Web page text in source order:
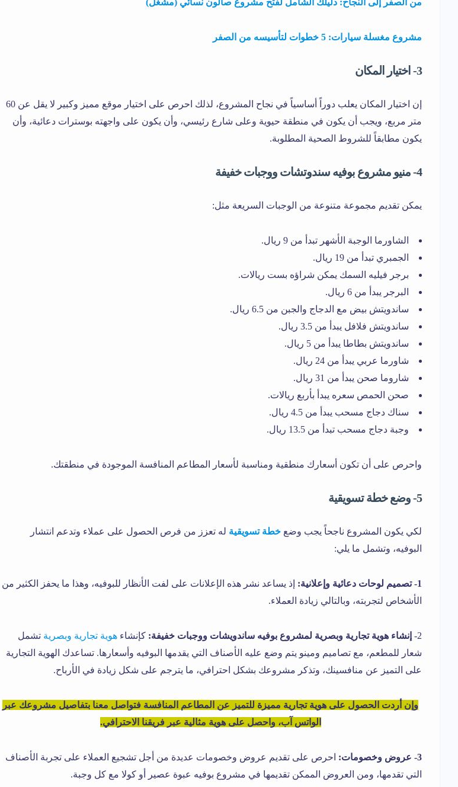
مشروع مغسلة سيارات: 5 خطوات لتأسيسه من الصفر
3- اختيار المكان
إن اختيار المكان يعلب دوراً أساسياً في نجاح المشروع، لذلك احرص على اختيار موقع مميز وكبير لا يقل عن 60
متر مربع، ويجب أن يكون في منطقة حيوية وعلى شارع رئيسي، وأن يكون على واجهته بوسترات دعائية، وأن
يكون مطابقاً للشروط الصحية المطلوبة.
4- منيو مشروع بوفيه سندوتشات ووجبات خفيفة
يمكن تقديم مجموعة متنوعة من الوجبات السريعة مثل:
الشاورما الوجبة الأشهر تبدأ من 9 ريال.
الجمبري تبدأ من 19 ريال.
برجر فيليه السمك يمكن شراؤه بست ريالات.
البرجر يبدأ من 6 ريال.
ساندويتش بيض مع الدجاج والجبن من 6.5 ريال.
ساندويتش فلافل يبدأ من 3.5 ريال.
ساندويتش بطاطا يبدأ من 5 ريال.
شاورما عربي يبدأ من 24 ريال.
شاروما صحن يبدأ من 31 ريال.
صحن الحمص سعره يبدأ بأربع ريالات.
سناك دجاج مسحب يبدأ من 4.5 ريال.
وجبة دجاج مسحب تبدأ من 13.5 ريال.
واحرص على أن تكون أسعارك منطقية ومناسبة لأسعار المطاعم المنافسة الموجودة في منطقتك.
5- وضع خطة تسويقية
لكي يكون المشروع ناجحاً يجب وضع خطة تسويقية له تعزز من فرص الحصول على عملاء وتدعم انتشار
البوفيه، وتشمل ما يلي:
1- تصميم لوحات دعائية وإعلانية:
إذ يساعد نشر هذه الإعلانات على لفت الأنظار للبوفيه، وهذا ما يحفز الكثير من
الأشخاص لتجربته، وبالتالي زيادة العملاء.
2- إنشاء هوية تجارية وبصرية لمشروع بوفيه ساندويشات ووجبات خفيفة: كإنشاء هوية تجارية وبصرية تشمل
شعار للمطعم، مع تصاميم ومينو يتم وضع عليه الأصناف التي يقدمها البوفيه وأسعارها. تساعدك الهوية التجارية
على التميز عن منافسينك، وتذكر مشروعك بشكل احترافي، ما يترجم على شكل زيادة في الأرباح.
وإن أردت الحصول على هوية تجارية مميزة للتميز عن المطاعم المنافسة فتواصل معنا بتفاصيل مشروعك عبر
الواتس آب، واحصل على هوية مثالية عبر فريقنا الاحترافي.
3- عروض وخصومات:
احرص على تقديم عروض وخصومات عديدة من أجل تشجيع العملاء على تجربة الأصناف
التي تقدمها، ومن العروض الممكن تقديمها في مشروع بوفيه عبوة عصير أو كولا مع كل وجبة.